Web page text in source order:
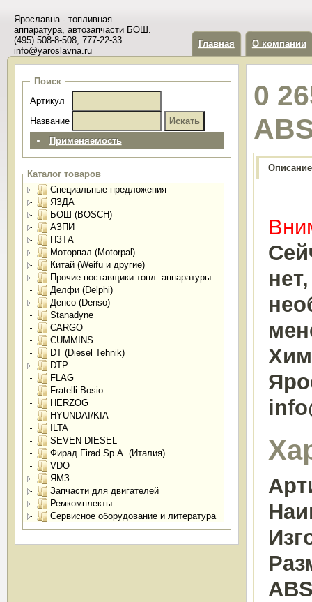
Ярославна - топливная
аппаратура, автозапчасти БОШ.
(495) 508-8-508, 777-22-33
info@yaroslavna.ru
Главная О компании
Поиск
Артикул
Название
Применяемость
Каталог товаров
Специальные предложения
ЯЗДА
БОШ (BOSCH)
АЗПИ
НЗТА
Моторпал (Motorpal)
Китай (Weifu и другие)
Прочие поставщики топл. аппаратуры
Делфи (Delphi)
Денсо (Denso)
Stanadyne
CARGO
CUMMINS
DT (Diesel Tehnik)
DTP
FLAG
Fratelli Bosio
HERZOG
HYUNDAI/KIA
ILTA
SEVEN DIESEL
Фирад Firad Sp.A. (Италия)
VDO
ЯМЗ
Запчасти для двигателей
Ремкомплекты
Сервисное оборудование и литература
0
Описание